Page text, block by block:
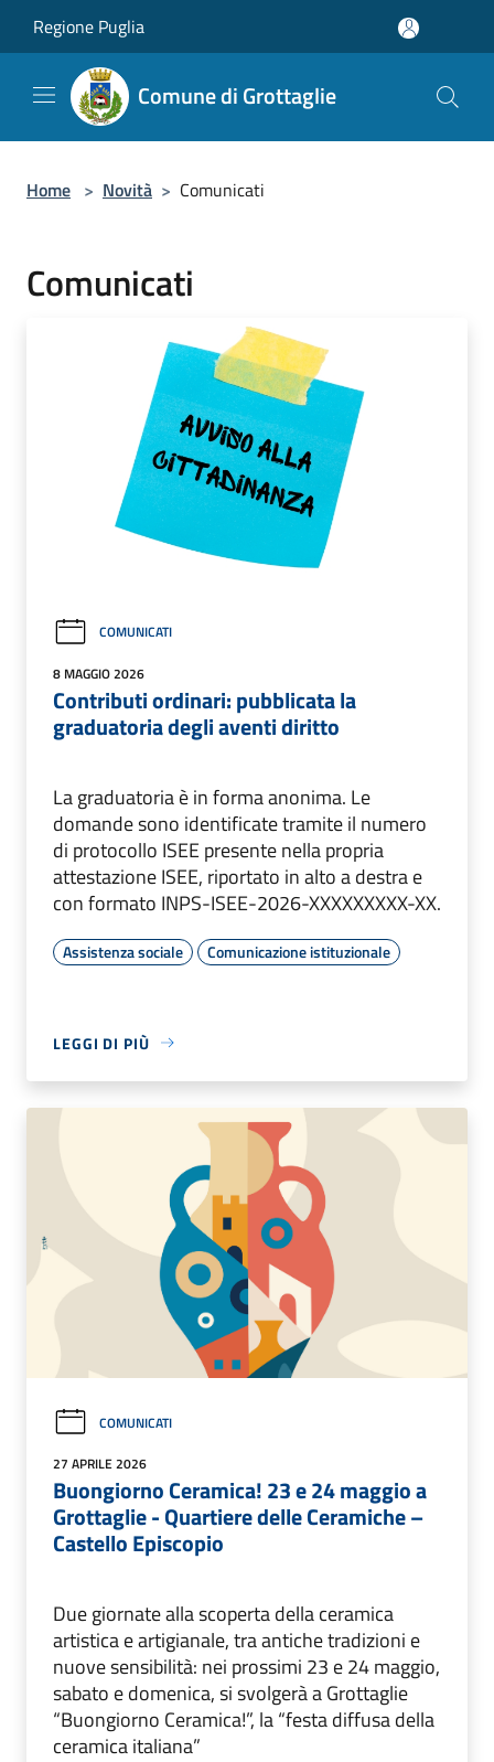
Regione Puglia
Comune di Grottaglie
Home > Novità > Comunicati
Comunicati
COMUNICATI
8 MAGGIO 2026
Contributi ordinari: pubblicata la
graduatoria degli aventi diritto
La graduatoria è in forma anonima. Le
domande sono identificate tramite il numero
di protocollo ISEE presente nella propria
attestazione ISEE, riportato in alto a destra e
con formato INPS-ISEE-2026-XXXXXXXXX-XX.
Assistenza sociale Comunicazione istituzionale
LEGGI DI PIÙ
COMUNICATI
27 APRILE 2026
Buongiorno Ceramica! 23 e 24 maggio a
Grottaglie - Quartiere delle Ceramiche –
Castello Episcopio
Due giornate alla scoperta della ceramica
artistica e artigianale, tra antiche tradizioni e
nuove sensibilità: nei prossimi 23 e 24 maggio,
sabato e domenica, si svolgerà a Grottaglie
“Buongiorno Ceramica!”, la “festa diffusa della
ceramica italiana”